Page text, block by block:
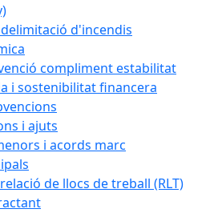
d'incendis
compliment estabilitat
i sostenibilitat financera
i ajuts
i acords marc
de llocs de treball (RLT)